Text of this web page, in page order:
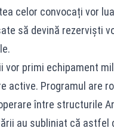
celor convocați vor
să devină rezerviști
primi echipament
active. Programul are
între structurile
au subliniat că